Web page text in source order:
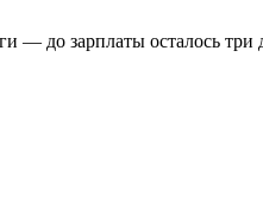
— до зарплаты осталось